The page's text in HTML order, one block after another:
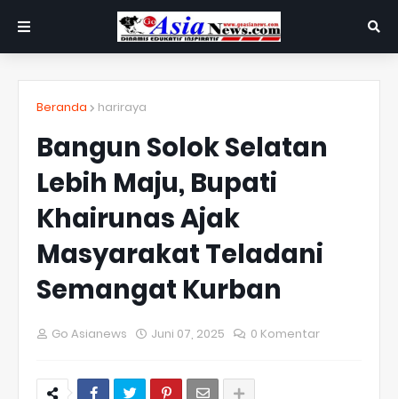
Beranda hariraya
Bangun Solok Selatan
Lebih Maju, Bupati
Khairunas Ajak
Masyarakat Teladani
Semangat Kurban
Go Asianews Juni 07, 2025 0 Komentar